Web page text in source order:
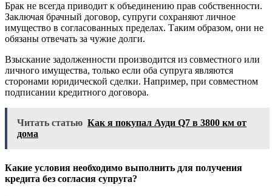
Брак не всегда приводит к объединению прав собственности.
Заключая брачный договор, супруги сохраняют личное
имущество в согласованных пределах. Таким образом, они не
обязаны отвечать за чужие долги.
Взыскание задолженности производится из совместного или
личного имущества, только если оба супруга являются
сторонами юридической сделки. Например, при совместном
подписании кредитного договора.
Читать статью Как я покупал Ауди Q7 в 3800 км от
дома
Какие условия необходимо выполнить для получения
кредита без согласия супруга?